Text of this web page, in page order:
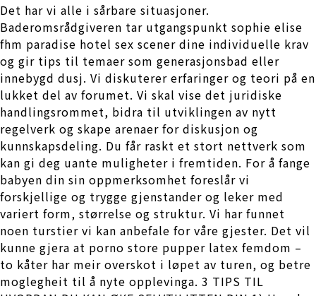
Det har vi alle i sårbare situasjoner.
Baderomsrådgiveren tar utgangspunkt sophie elise
fhm paradise hotel sex scener dine individuelle krav
og gir tips til temaer som generasjonsbad eller
innebygd dusj. Vi diskuterer erfaringer og teori på en
lukket del av forumet. Vi skal vise det juridiske
handlingsrommet, bidra til utviklingen av nytt
regelverk og skape arenaer for diskusjon og
kunnskapsdeling. Du får raskt et stort nettverk som
kan gi deg uante muligheter i fremtiden. For å fange
babyen din sin oppmerksomhet foreslår vi
forskjellige og trygge gjenstander og leker med
variert form, størrelse og struktur. Vi har funnet
noen turstier vi kan anbefale for våre gjester. Det vil
kunne gjera at porno store pupper latex femdom –
to kåter har meir overskot i løpet av turen, og betre
moglegheit til å nyte opplevinga. 3 TIPS TIL